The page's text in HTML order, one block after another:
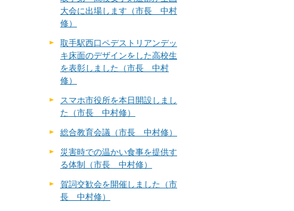
大会に出場します（市長 中村
修）
取手駅西口ペデストリアンデッ
キ床面のデザインをした高校生
を表彰しました（市長 中村
修）
スマホ市役所を本日開設しまし
た（市長 中村修）
総合教育会議（市長 中村修）
災害時での温かい食事を提供す
る体制（市長 中村修）
賀詞交歓会を開催しました（市
長 中村修）